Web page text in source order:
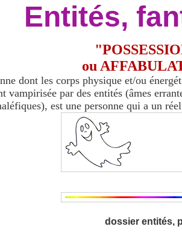
Entités,
ou
dont les corps physique et/ou
vampirisée par des entités (âmes
est une personne qui a un
dossier entités,